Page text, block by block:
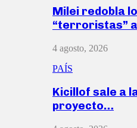
Milei redobla
“terroristas”
4 agosto, 2026
PAÍS
Kicillof sale a
proyecto…